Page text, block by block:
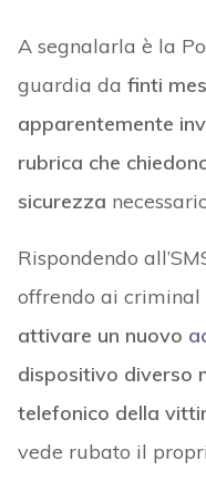
A segnalarla è la
guardia da finti
apparentemente
rubrica che
sicurezza
Rispondendo
offrendo ai
attivare un nuovo
dispositivo diverso
telefonico della
vede rubato il